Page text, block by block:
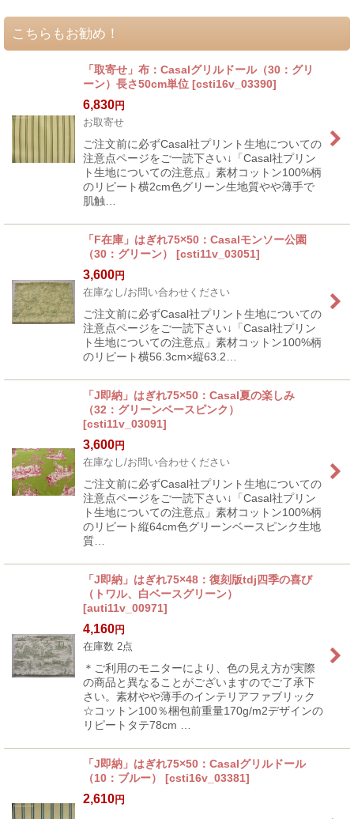
こちらもお勧め！
「取寄せ」布：Casalグリルドール（30：グリ
ーン）長さ50cm単位 [csti16v_03390]
6,830円
お取寄せ
ご注文前に必ずCasal社プリント生地についての
注意点ページをご一読下さい↓「Casal社プリン
ト生地についての注意点」素材コットン100%柄
のリピート横2cm色グリーン生地質やや薄手で
肌触…
「F在庫」はぎれ75×50：Casalモンソー公園
（30：グリーン）
[csti11v_03051]
3,600円
在庫なし/お問い合わせください
ご注文前に必ずCasal社プリント生地についての
注意点ページをご一読下さい↓「Casal社プリン
ト生地についての注意点」素材コットン100%柄
のリピート横56.3cm×縦63.2…
「J即納」はぎれ75×50：Casal夏の楽しみ
（32：グリーンベースピンク）
[csti11v_03091]
3,600円
在庫なし/お問い合わせください
ご注文前に必ずCasal社プリント生地についての
注意点ページをご一読下さい↓「Casal社プリン
ト生地についての注意点」素材コットン100%柄
のリピート縦64cm色グリーンベースピンク生地
質…
「J即納」はぎれ75×48：復刻版tdj四季の喜び
（トワル、白ベースグリーン）
[auti11v_00971]
4,160円
在庫数 2点
＊ご利用のモニターにより、色の見え方が実際
の商品と異なることがございますのでご了承下
さい。素材やや薄手のインテリアファブリック
☆コットン100％梱包前重量170g/m2デザインの
リピートタテ78cm …
「J即納」はぎれ75×50：Casalグリルドール
（10：ブルー）
[csti16v_03381]
2,610円